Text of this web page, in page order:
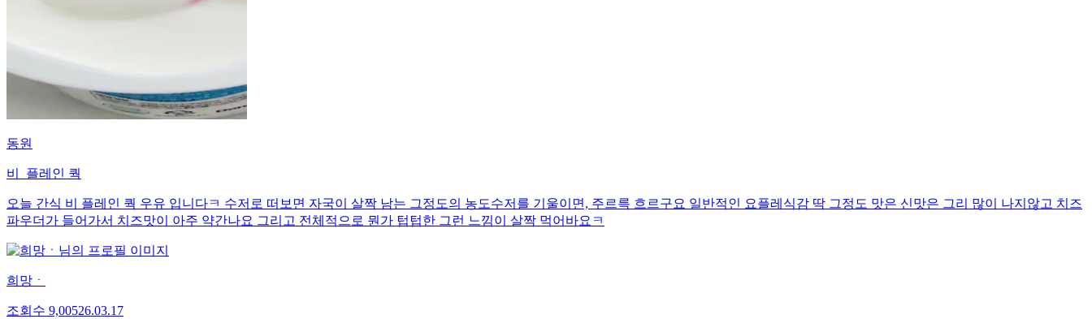
동원
비_플레인 쿽
오늘 간식 비 플레인 쿽 우유 입니다ㅋ 수저로 떠보면 자국이 살짝 남는 그정도의 농도수저를 기울이면, 주르륵 흐르구요 일반적인 요플레식감 딱 그정도 맛은 신맛은 그리 많이 나지않고 치즈
파우더가 들어가서 치즈맛이 아주 약간나요 그리고 전체적으로 뭔가 텁텁한 그런 느낌이 살짝 먹어바요ㅋ
희망ㆍ
조회수 9,00526.03.17